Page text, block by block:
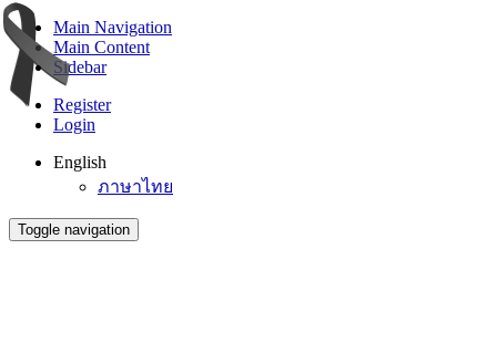
Main Navigation
Main Content
Sidebar
Register
Login
English
ภาษาไทย
Toggle navigation